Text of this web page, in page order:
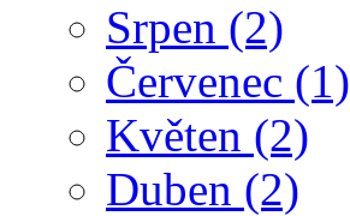
Srpen (2)
Červenec (1)
Květen (2)
Duben (2)